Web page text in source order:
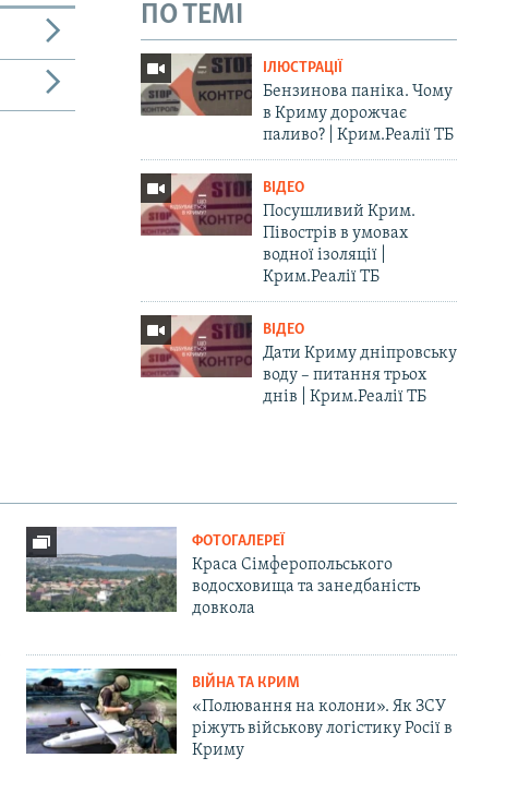
ПО ТЕМІ
IЛЮСТРАЦІЇ
Бензинова паніка. Чому
в Криму дорожчає
паливо? | Крим.Реалії ТБ
ВІДЕО
Посушливий Крим.
Півострів в умовах
водної ізоляції |
Крим.Реалії ТБ
ВІДЕО
Дати Криму дніпровську
воду – питання трьох
днів | Крим.Реалії ТБ
ФОТОГАЛЕРЕЇ
Краса Сімферопольського
водосховища та занедбаність
довкола
ВІЙНА ТА КРИМ
«Полювання на колони». Як ЗСУ
ріжуть військову логістику Росії в
Криму